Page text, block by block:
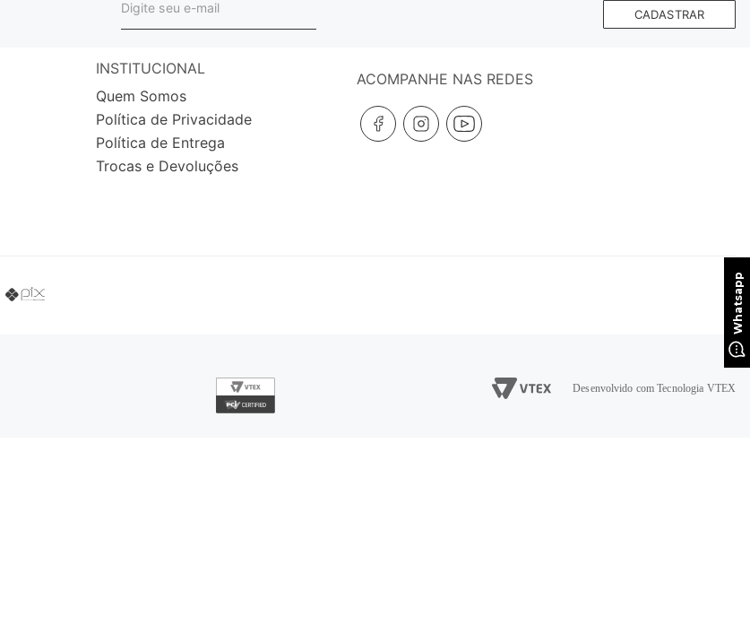
CADASTRAR
INSTITUCIONAL
Quem Somos
Política de Privacidade
Política de Entrega
Trocas e Devoluções
ACOMPANHE NAS REDES
Desenvolvido com Tecnologia VTEX